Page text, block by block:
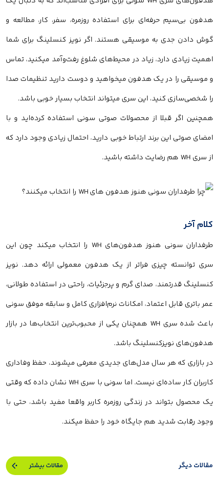
هدفون بی‌سیم حرفه‌ای برای استفاده روزمره، سفر، کار، مطالعه و
گوش دادن جدی به موسیقی هستند. اگر نویز کنسلینگ برای شما
اهمیت زیادی دارد، زیاد در محیط‌های شلوغ رفت‌وآمد میکنید، تماس
و موسیقی را در یک هدفون میخواهید و دوست دارید تنظیمات صدا
را شخصی‌سازی کنید، این سری میتواند انتخاب بسیار خوبی باشد.
همچنین اگر قبلا از محصولات صوتی سونی استفاده کرده‌اید و با
امضای صوتی این برند ارتباط خوبی دارید، احتمال زیادی وجود دارد که
از سری WH هم رضایت داشته باشید.
کلام آخر
طرفداران سونی هنوز هدفون‌های WH را انتخاب میکند چون این
سری توانسته چیزی فراتر از یک هدفون معمولی ارائه دهد. نویز
کنسلینگ قدرتمند، صدای گرم و پرجزئیات، راحتی در استفاده طولانی،
عمر باتری قابل اعتماد، امکانات نرم‌افزاری کامل و سابقه موفق سونی
باعث شده سری WH همچنان یکی از محبوب‌ترین انتخاب‌ها در بازار
هدفون‌های نویزکنسلینگ باشد.
در بازاری که هر سال مدل‌های جدیدی معرفی میشوند، حفظ وفاداری
کاربران کار ساده‌ای نیست. اما سونی با سری WH نشان داده که وقتی
یک محصول بتواند در زندگی روزمره کاربر واقعا مفید باشد، حتی با
وجود رقابت شدید هم جایگاه خود را حفظ میکند.
مقالات دیگر مقالات بیشتر